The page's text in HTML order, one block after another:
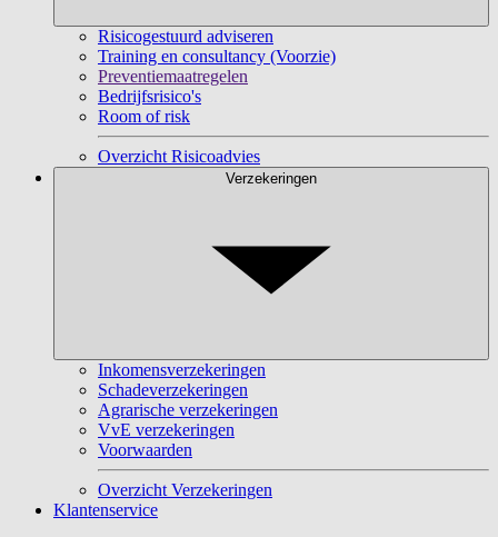
Risicogestuurd adviseren
Training en consultancy (Voorzie)
Preventiemaatregelen
Bedrijfsrisico's
Room of risk
Overzicht Risicoadvies
Verzekeringen
Inkomensverzekeringen
Schadeverzekeringen
Agrarische verzekeringen
VvE verzekeringen
Voorwaarden
Overzicht Verzekeringen
Klantenservice